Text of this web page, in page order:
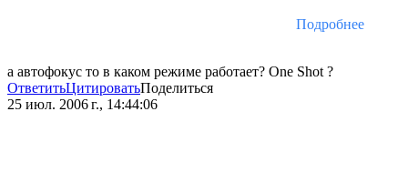
Подробнее
а автофокус то в каком режиме работает? One Shot ?
ОтветитьЦитироватьПоделиться
25 июл. 2006 г., 14:44:06